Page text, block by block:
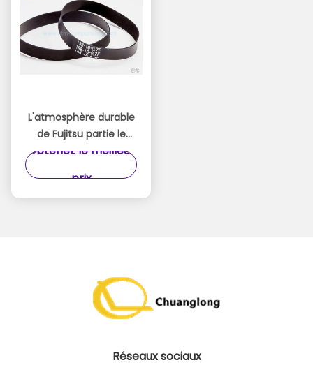
L'atmosphère durable
de Fujitsu partie le
matériel fort pour le
de gare ferroviaire
Obtenez le meilleur
prix
Réseaux sociaux